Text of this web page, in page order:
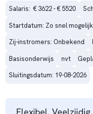
Salaris:  € 3622 - € 5520
Startdatum: Zo snel mogelijk
Zij-instromers: Onbekend
Basisonderwijs
nvt
Sluitingsdatum: 19-08-2026